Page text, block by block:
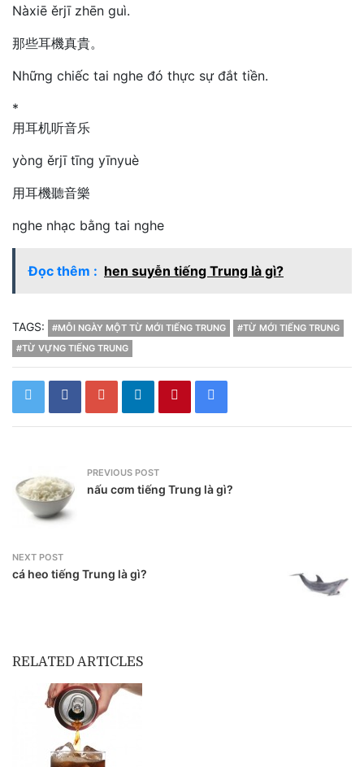
Nàxiē ěrjī zhēn guì.
那些耳機真貴。
Những chiếc tai nghe đó thực sự đắt tiền.
*
用耳机听音乐
yòng ěrjī tīng yīnyuè
用耳機聽音樂
nghe nhạc bằng tai nghe
Đọc thêm : hen suyễn tiếng Trung là gì?
TAGS: #MỖI NGÀY MỘT TỪ MỚI TIẾNG TRUNG
#TỪ MỚI TIẾNG TRUNG
#TỪ VỰNG TIẾNG TRUNG
PREVIOUS POST
nấu cơm tiếng Trung là gì?
NEXT POST
cá heo tiếng Trung là gì?
RELATED ARTICLES